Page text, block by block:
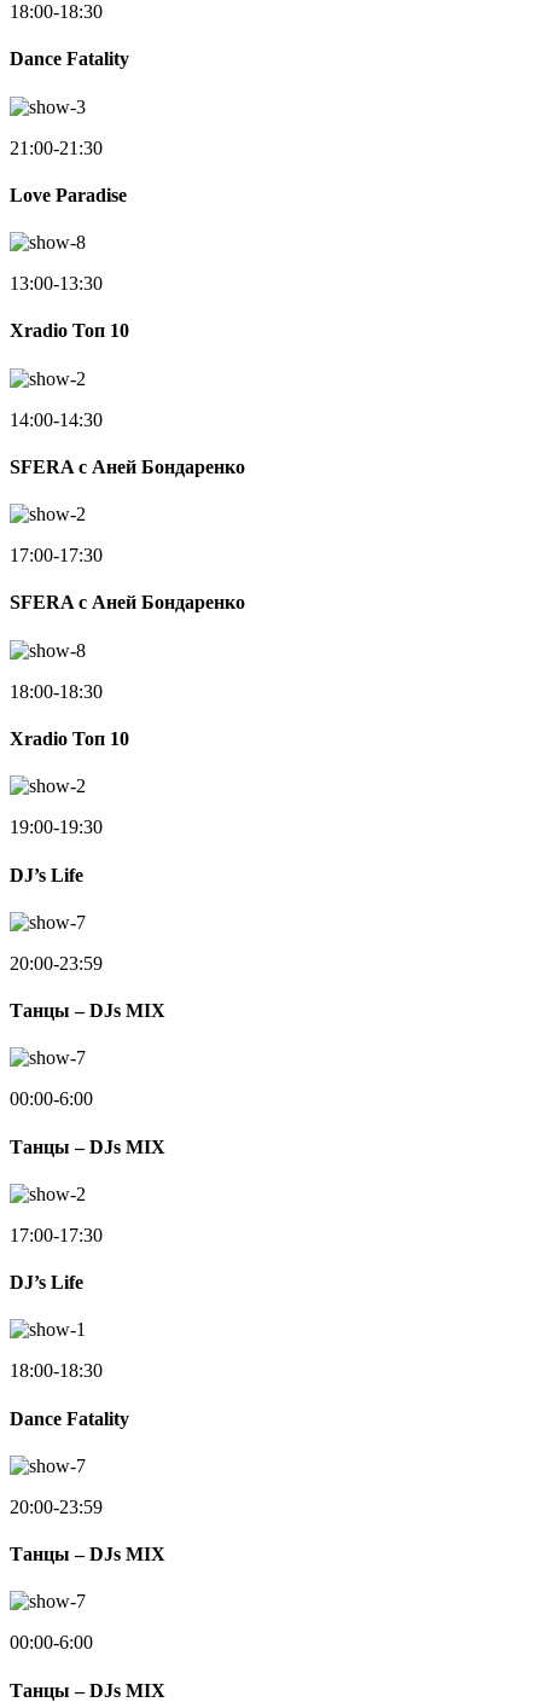
18:00-18:30
Dance Fatality
21:00-21:30
Love Paradise
13:00-13:30
Xradio Топ 10
14:00-14:30
SFERA с Аней Бондаренко
17:00-17:30
SFERA с Аней Бондаренко
18:00-18:30
Xradio Топ 10
19:00-19:30
DJ’s Life
20:00-23:59
Танцы – DJs MIX
00:00-6:00
Танцы – DJs MIX
17:00-17:30
DJ’s Life
18:00-18:30
Dance Fatality
20:00-23:59
Танцы – DJs MIX
00:00-6:00
Танцы – DJs MIX